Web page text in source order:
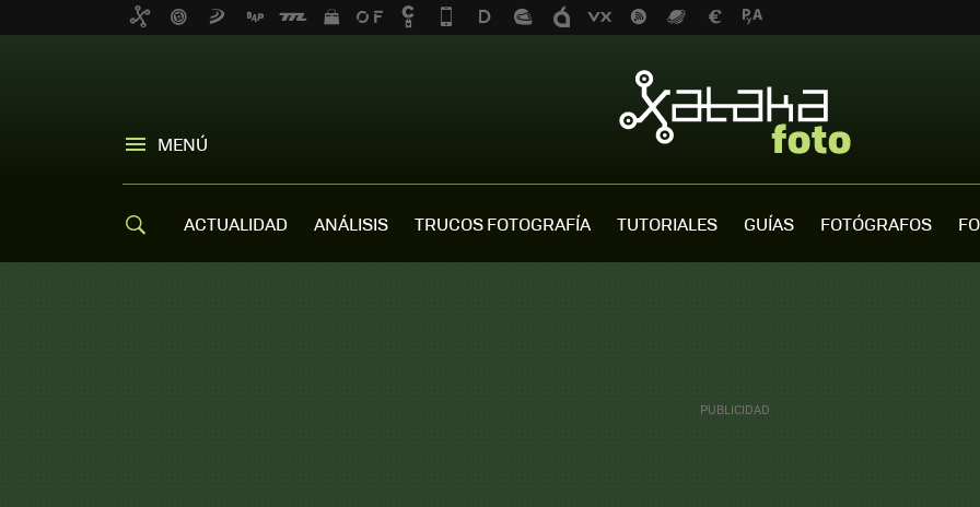
MENÚ
ACTUALIDAD ANÁLISIS TRUCOS FOTOGRAFÍA TUTORIALES GUÍAS FOTÓGRAFOS